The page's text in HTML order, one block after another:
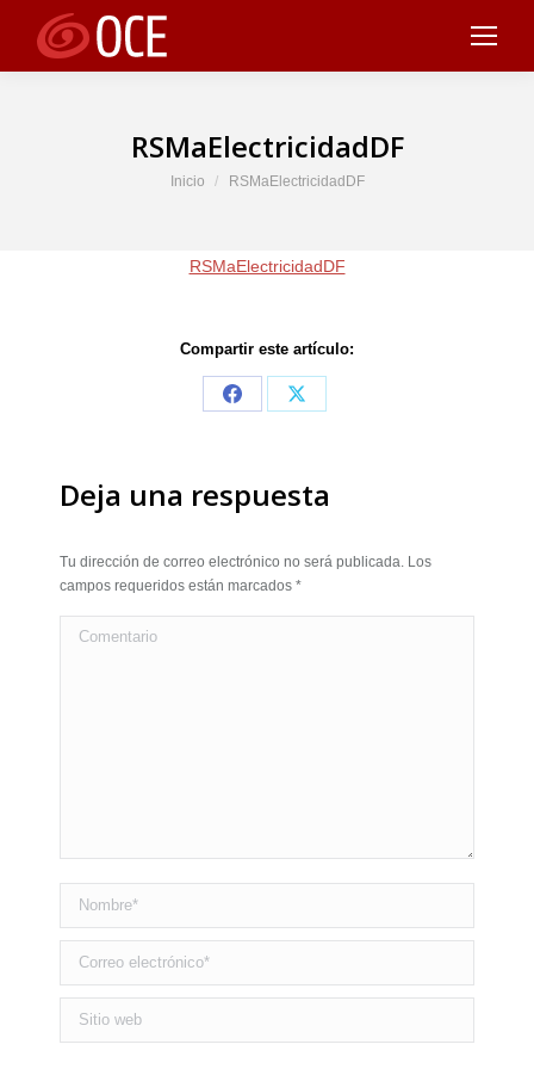
RSMaElectricidadDF
Estás aquí:
Inicio RSMaElectricidadDF
RSMaElectricidadDF
Compartir este artículo:
Share
Share
Deja una respuesta
Tu dirección de correo electrónico no será publicada. Los
campos requeridos están marcados *
Comentario
Nombre *
Correo electrónico *
Sitio web